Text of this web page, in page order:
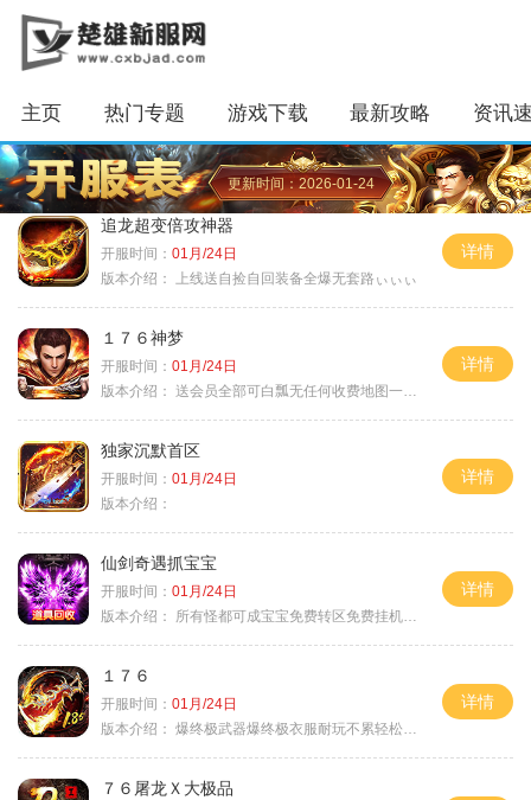
主页 热门专题 游戏下载 最新攻略 资讯
更新时间：2026-01-24
追龙超变倍攻神器
开服时间： 01月/24日
版本介绍：
上线送自捡自回装备全爆无套路ぃぃぃ
详情
１７６神梦
开服时间： 01月/24日
版本介绍： 送会员全部可白瓢无任何收费地图一切靠打
详情
独家沉默首区
开服时间： 01月/24日
版本介绍：
详情
仙剑奇遇抓宝宝
开服时间： 01月/24日
版本介绍：
所有怪都可成宝宝免费转区免费挂机活动
详情
１７６
开服时间： 01月/24日
版本介绍： 爆终极武器爆终极衣服耐玩不累轻松满级
详情
７６屠龙Ｘ大极品